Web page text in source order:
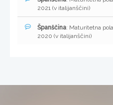
2021 (v italijanščini)
Španščina: Maturitetna
2020 (v italijanščini)